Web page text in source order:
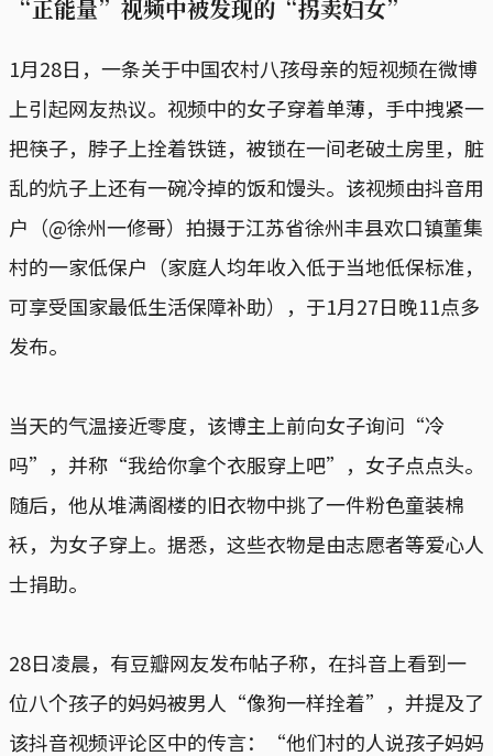
“正能量”视频中被发现的“拐卖妇女”
1月28日，一条关于中国农村八孩母亲的短视频在微博
上引起网友热议。视频中的女子穿着单薄，手中拽紧一
把筷子，脖子上拴着铁链，被锁在一间老破土房里，脏
乱的炕子上还有一碗冷掉的饭和馒头。该视频由抖音用
户（@徐州一修哥）拍摄于江苏省徐州丰县欢口镇董集
村的一家低保户（家庭人均年收入低于当地低保标准，
可享受国家最低生活保障补助），于1月27日晚11点多
发布。
当天的气温接近零度，该博主上前向女子询问“冷
吗”，并称“我给你拿个衣服穿上吧”，女子点点头。
随后，他从堆满阁楼的旧衣物中挑了一件粉色童装棉
袄，为女子穿上。据悉，这些衣物是由志愿者等爱心人
士捐助。
28日凌晨，有豆瓣网友发布帖子称，在抖音上看到一
位八个孩子的妈妈被男人“像狗一样拴着”，并提及了
该抖音视频评论区中的传言：“他们村的人说孩子妈妈